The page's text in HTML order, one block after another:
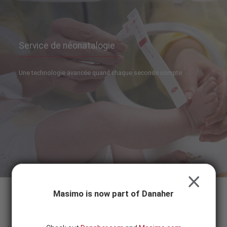
Service de néonatalogie
Une technologie avancée quand chaque seconde compte
Masimo is now part of Danaher
CLOSE